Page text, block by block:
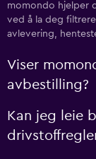
momondo hjelper
ved å la deg
avlevering,
Viser
avbestilling?
Kan jeg leie